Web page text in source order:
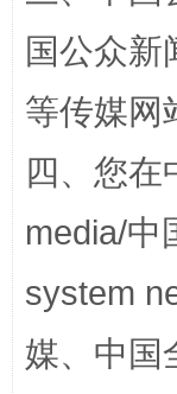
国公众新
等传媒网
四、您在
media/中
system
媒、中国